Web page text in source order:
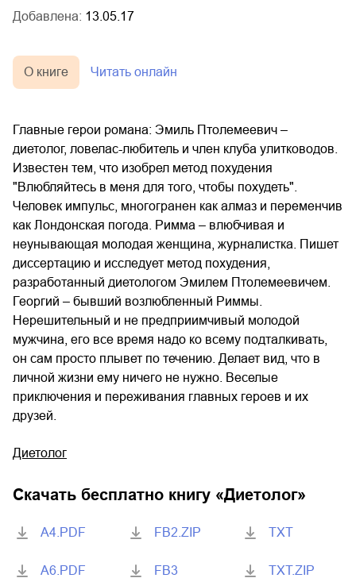
Добавлена: 13.05.17
О книге Читать онлайн
Главные герои романа: Эмиль Птолемеевич –
диетолог, ловелас-любитель и член клуба улитководов.
Известен тем, что изобрел метод похудения
"Влюбляйтесь в меня для того, чтобы похудеть".
Человек импульс, многогранен как алмаз и переменчив
как Лондонская погода. Римма – влюбчивая и
неунывающая молодая женщина, журналистка. Пишет
диссертацию и исследует метод похудения,
разработанный диетологом Эмилем Птолемеевичем.
Георгий – бывший возлюбленный Риммы.
Нерешительный и не предприимчивый молодой
мужчина, его все время надо ко всему подталкивать,
он сам просто плывет по течению. Делает вид, что в
личной жизни ему ничего не нужно. Веселые
приключения и переживания главных героев и их
друзей.
Диетолог
Скачать бесплатно книгу «Диетолог»
A4.PDF
A6.PDF
FB2.ZIP
FB3
TXT
TXT.ZIP